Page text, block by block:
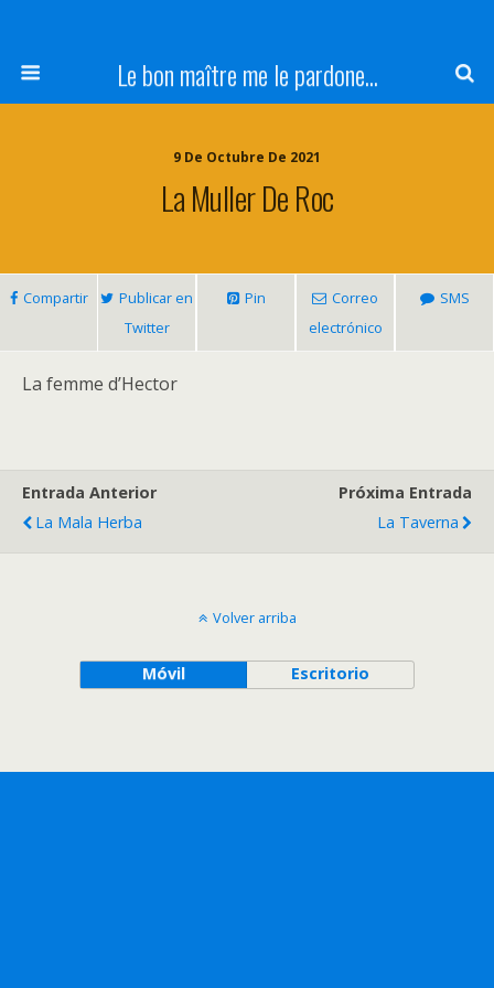
Le bon maître me le pardone...
9 De Octubre De 2021
La Muller De Roc
Compartir
Publicar en
Twitter
Pin
Correo
electrónico
SMS
La femme d’Hector
Entrada Anterior
La Mala Herba
Próxima Entrada
La Taverna
Volver arriba
Móvil Escritorio